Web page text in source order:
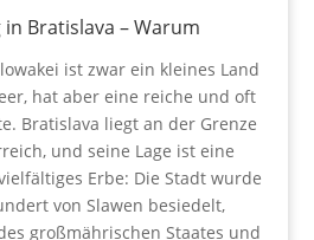
Bratislava – Warum
ist zwar ein kleines Land
hat aber eine reiche und oft
Bratislava liegt an der Grenze
und seine Lage ist eine
Erbe: Die Stadt wurde
von Slawen besiedelt,
großmährischen Staates und